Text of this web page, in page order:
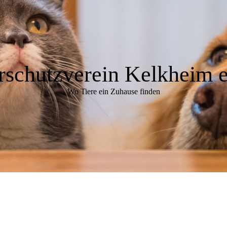
Kelkheim
Wo Tiere ein Zuhause finden